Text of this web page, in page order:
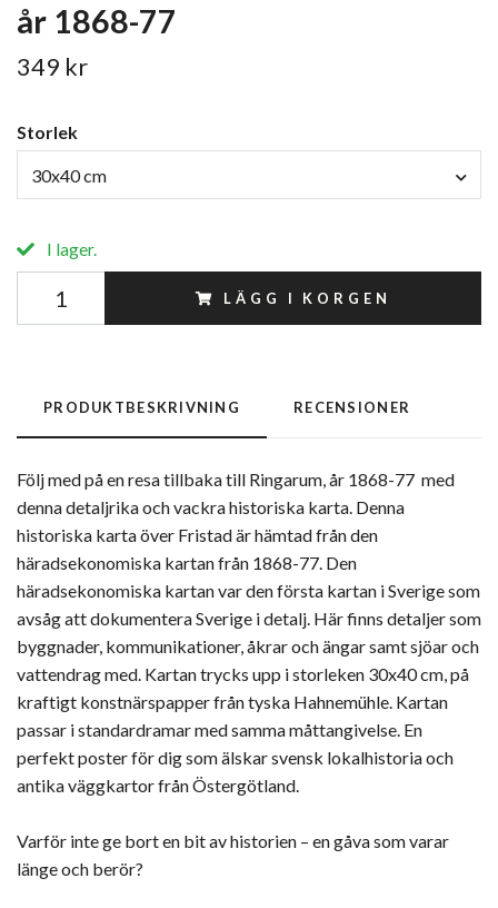
år 1868-77
349 kr
Storlek
30x40 cm
I lager.
LÄGG I KORGEN
PRODUKTBESKRIVNING RECENSIONER
Följ med på en resa tillbaka till Ringarum, år 1868-77 med
denna detaljrika och vackra historiska karta. Denna
historiska karta över Fristad är hämtad från den
häradsekonomiska kartan från 1868-77. Den
häradsekonomiska kartan var den första kartan i Sverige som
avsåg att dokumentera Sverige i detalj. Här finns detaljer som
byggnader, kommunikationer, åkrar och ängar samt sjöar och
vattendrag med. Kartan trycks upp i storleken 30x40 cm, på
kraftigt konstnärspapper från tyska Hahnemühle. Kartan
passar i standardramar med samma måttangivelse. En
perfekt poster för dig som älskar svensk lokalhistoria och
antika väggkartor från Östergötland.
Varför inte ge bort en bit av historien – en gåva som varar
länge och berör?